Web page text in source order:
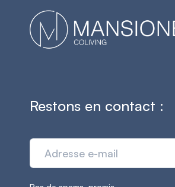
Restons en contact :